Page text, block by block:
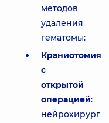
методов
удаления
гематомы:
Краниотомия
с
открытой
операцией:
нейрохирург